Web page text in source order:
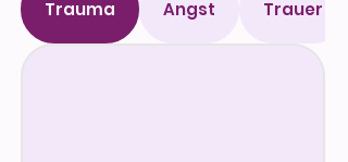
Trauma Angst Trauer